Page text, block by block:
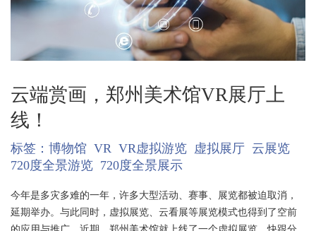
云端赏画，郑州美术馆VR展厅上
线！
标签： 博物馆 VR VR虚拟游览 虚拟展厅 云展览
720度全景游览 720度全景展示
今年是多灾多难的一年，许多大型活动、赛事、展览都被迫取消，
延期举办。与此同时，虚拟展览、云看展等展览模式也得到了空前
的应用与推广。近期，郑州美术馆就上线了一个虚拟展览，快跟分